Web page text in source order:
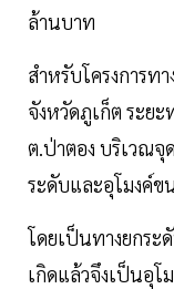
ล้านบาท
สำหรับโครงการท
จังหวัดภูเก็ต ระย
ต.ป่าตอง บริเวณจุ
ระดับและอุโมงค์ข
โดยเป็นทางยกร
เกิดแล้วจึงเป็นอุ